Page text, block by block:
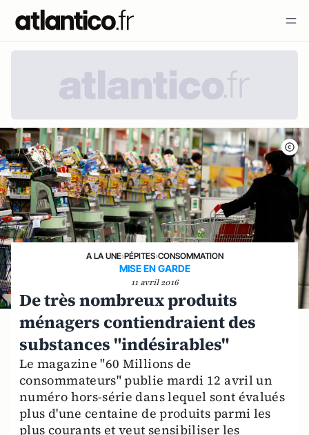
A LA UNE›PÉPITES›CONSOMMATION
MISE EN GARDE
11 avril 2016
De très nombreux produits
ménagers contiendraient des
substances "indésirables"
Le magazine "60 Millions de
consommateurs" publie mardi 12 avril un
numéro hors-série dans lequel sont évalués
plus d'une centaine de produits parmi les
plus courants et veut sensibiliser les